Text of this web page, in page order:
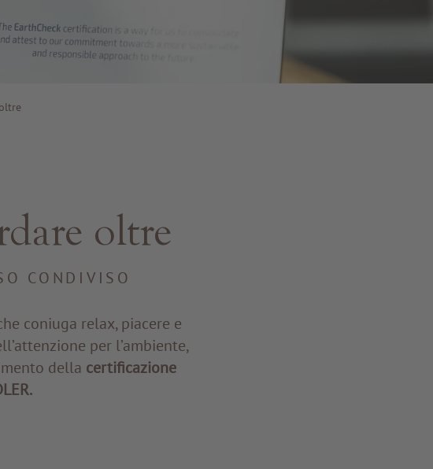
oltre
CONDIVISO
coniuga relax, piacere e
per l’ambiente,
della certificazione